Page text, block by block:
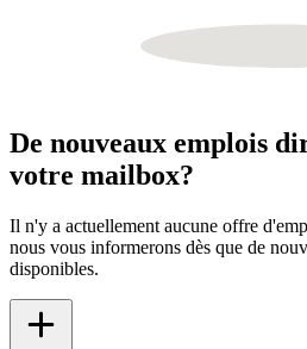
De nouveaux emplois
votre mailbox?
Il n'y a actuellement aucune offre
nous vous informerons dès que de
disponibles.